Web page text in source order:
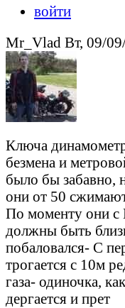
войти
Mr_Vlad Вт, 09/
Ключа
безмена и
было бы забавно,
они от 50
По моменту они
должны быть
побаловался- С
трогается с 10м
газа- одиночка,
дергается и прет